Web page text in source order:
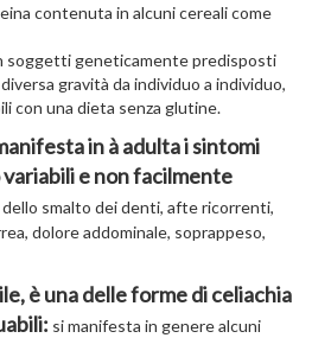
contenuta in alcuni cereali come
soggetti geneticamente predisposti
gravità da individuo a individuo,
con una dieta senza glutine.
in à adulta i sintomi
e non facilmente
smalto dei denti, afte ricorrenti,
dolore addominale, soprappeso,
è una delle forme di celiachia
si manifesta in genere alcuni